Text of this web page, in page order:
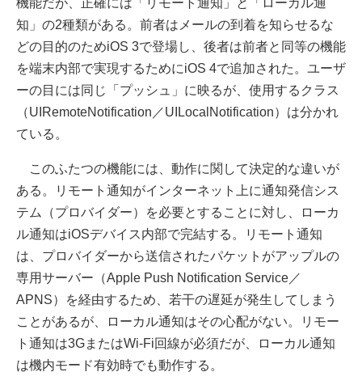
機能だが、正確には「リモート通知」と「ローカル通
知」の2種類がある。前者はメールの到着を知らせるな
どの目的のためiOS 3で登場し、後者は前者と同等の機能
を端末内部で実現するためにiOS 4で追加された。ユーザ
ーの目には同じ「プッシュ」に映るが、使用するクラス
（UIRemoteNotification／UILocalNotification）は分かれ
ている。
このふたつの機能には、動作に関して決定的な違いが
ある。リモート通知がインターネット上に通知発信シス
テム（プロバイダー）を必要とすることに対し、ローカ
ル通知はiOSデバイス内部で完結する。リモート通知
は、プロバイダーから送信されたパケットがアップルの
専用サーバー（Apple Push Notification Service／
APNS）を経由するため、若干の遅延が発生してしまう
ことがあるが、ローカル通知はその心配がない。リモー
ト通知は3GまたはWi-Fi回線が必須だが、ローカル通知
は機内モード有効時でも動作する。